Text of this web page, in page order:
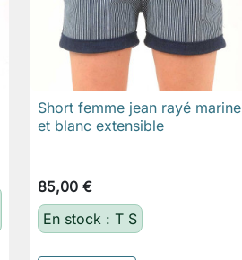
 Aperçu rapide
Short femme jean rayé marine
et blanc extensible
85,00 €
En stock : T S